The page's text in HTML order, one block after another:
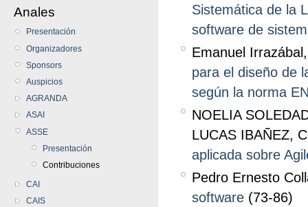
Anales
Presentación
Organizadores
Sponsors
Auspicios
AGRANDA
ASAI
ASSE
Presentación
Contribuciones
CAI
CAIS
Sistemática de la
software de
Emanuel
para el diseño de
según la norma
NOELIA
LUCAS IBAÑEZ,
aplicada sobre
Pedro Ernesto
software (73-86)